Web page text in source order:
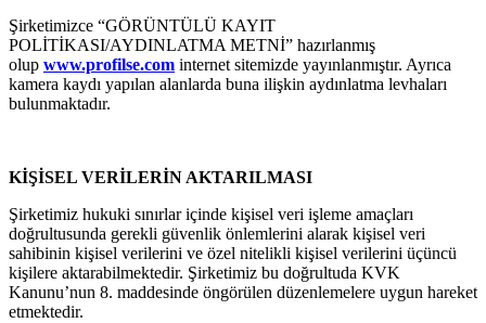
Şirketimizce “GÖRÜNTÜLÜ KAYIT
POLİTİKASI/AYDINLATMA METNİ” hazırlanmış
olup www.profilse.com internet sitemizde yayınlanmıştır. Ayrıca
kamera kaydı yapılan alanlarda buna ilişkin aydınlatma levhaları
bulunmaktadır.
KİŞİSEL VERİLERİN AKTARILMASI
Şirketimiz hukuki sınırlar içinde kişisel veri işleme amaçları
doğrultusunda gerekli güvenlik önlemlerini alarak kişisel veri
sahibinin kişisel verilerini ve özel nitelikli kişisel verilerini üçüncü
kişilere aktarabilmektedir. Şirketimiz bu doğrultuda KVK
Kanunu’nun 8. maddesinde öngörülen düzenlemelere uygun hareket
etmektedir.